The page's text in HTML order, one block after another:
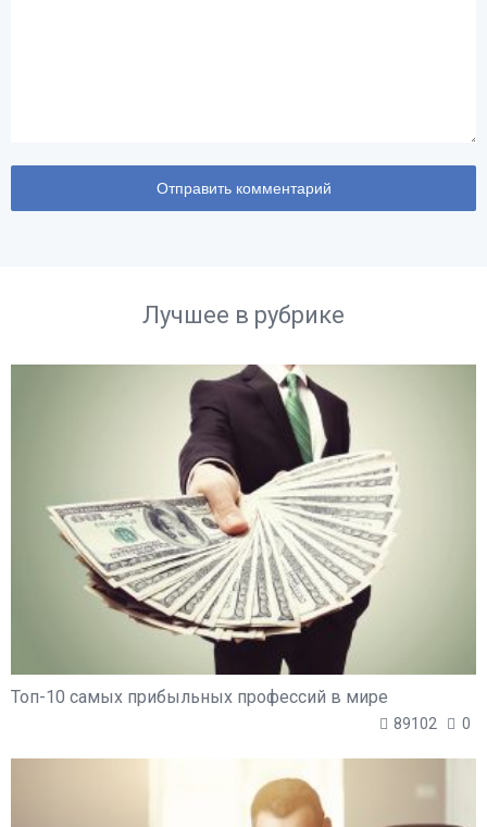
Лучшее в рубрике
Топ-10 самых прибыльных профессий в мире
89102 0